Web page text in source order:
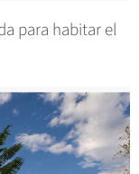
para habitar el